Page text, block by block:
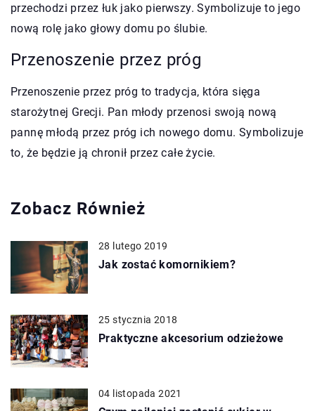
przechodzi przez łuk jako pierwszy. Symbolizuje to jego
nową rolę jako głowy domu po ślubie.
Przenoszenie przez próg
Przenoszenie przez próg to tradycja, która sięga
starożytnej Grecji. Pan młody przenosi swoją nową
pannę młodą przez próg ich nowego domu. Symbolizuje
to, że będzie ją chronił przez całe życie.
Zobacz Również
28 lutego 2019
Jak zostać komornikiem?
25 stycznia 2018
Praktyczne akcesorium odzieżowe
04 listopada 2021